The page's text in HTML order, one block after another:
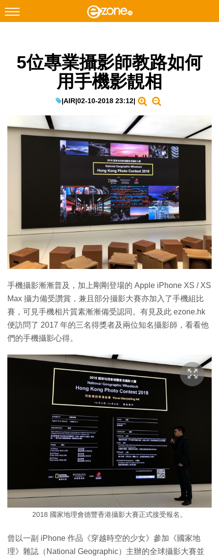
Facebook Instagram
教學評測
生成式AI與雲端應用
Enterprise Digital Transformation
5位專業攝影師教路如何
用手機影靚相
|AIR|02-10-2018 23:12|
手機攝影漸漸普及，加上剛剛登場的 Apple iPhone XS / XS
Max 攝力備受讚賞，兼且部分攝影大賽亦加入了手機組比
賽，可見手機相片質素漸漸備受認同。有見及此 ezone.hk
便訪問了 2017 年的三名得獎者及兩位知名攝影師，看看他
們的手機攝影心得。
2018 國家地理會德豐香港攝影大賽正式接受報名。
曾以一副 iPhone 作品《穿越時空的少女》參加《國家地
理》雜誌（National Geographic）主辦的全球攝影大賽並